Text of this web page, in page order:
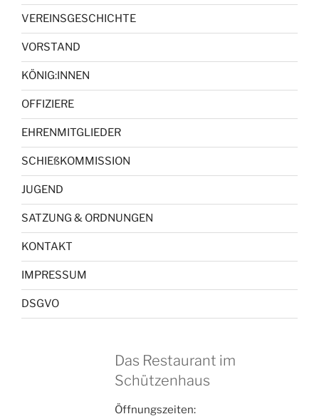
VEREINSGESCHICHTE
VORSTAND
KÖNIG:INNEN
OFFIZIERE
EHRENMITGLIEDER
SCHIEßKOMMISSION
JUGEND
SATZUNG & ORDNUNGEN
KONTAKT
IMPRESSUM
DSGVO
Das Restaurant im
Schützenhaus
Öffnungszeiten: